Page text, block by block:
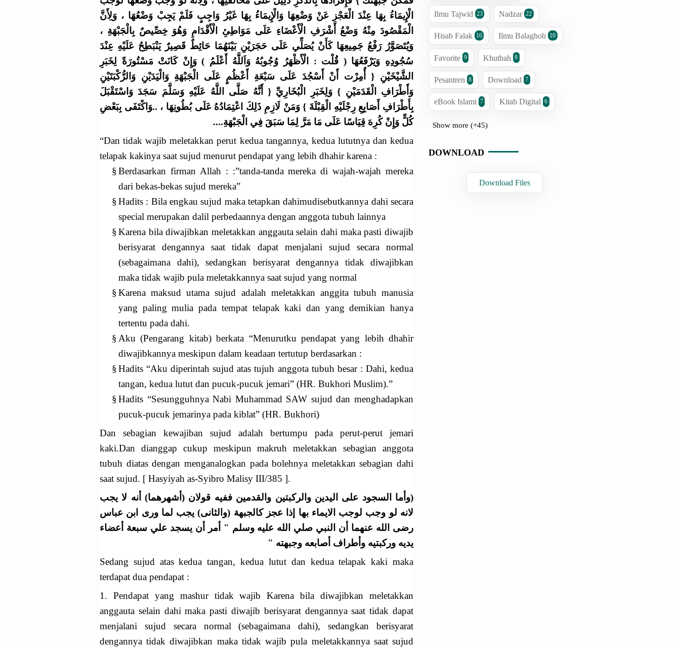
الْإِيمَاءُ بِهَا عِنْدَ الْعَجْزِ عَنْ وَضْعِهَا وَالْإِيمَاءُ بِهَا غَيْرُ وَاجِبٍ فَلَمْ يَجِبْ وَضْعُهَا ، وَلِأَنَّ
الْمَقْصُودَ مِنْهُ وَضْعُ أَشْرَفِ الْأَعْضَاءِ عَلَى مَوَاطِئِ الْأَقْدَامِ وَهُوَ خِصِّيصٌ بِالْجَبْهَةِ ،
وَيُتَصَوَّرُ رَفْعُ جَمِيعِهَا كَأَنْ يُصَلِّي عَلَى حَجَرَيْنِ بَيْنَهُمَا حَائِطٌ قَصِيرٌ يَنْبَطِحُ عَلَيْهِ عِنْدَ
سُجُودِهِ وَيَرْفَعُهَا ( قُلْت : الْأَظْهَرُ وُجُوبُهُ وَاَللَّهُ أَعْلَمُ ) وَإِنْ كَانَتْ مَسْتُورَةً لِخَبَرِ
الشَّيْخَيْنِ { أُمِرْت أَنْ أَسْجُدَ عَلَى سَبْعَةِ أَعْظُمٍ عَلَى الْجَبْهَةِ وَالْيَدَيْنِ وَالرُّكْبَتَيْنِ
وَأَطْرَافِ الْقَدَمَيْنِ } وَلِخَبَرِ الْبُخَارِيِّ { أَنَّهُ صَلَّى اللَّهُ عَلَيْهِ وَسَلَّمَ سَجَدَ وَاسْتَقْبَلَ
بِأَطْرَافِ أَصَابِعِ رِجْلَيْهِ الْقِبْلَةَ } وَمَنْ لَازِمِ ذَلِكَ اعْتِمَادُهُ عَلَى بُطُونِهَا ، ..وَاكْتَفَى بِبَعْضِ
كُلٍّ وَإِنْ كُرِهَ قِيَاسًا عَلَى مَا مَرَّ لِمَا سَبَقَ فِي الْجَبْهَةِ....
“Dan tidak wajib meletakkan perut kedua tangannya, kedua lututnya dan kedua
telapak kakinya saat sujud menurut pendapat yang lebih dhahir karena :
§ Berdasarkan firman Allah : :”tanda-tanda mereka di wajah-wajah mereka
dari bekas-bekas sujud mereka”
§ Hadits : Bila engkau sujud maka tetapkan dahimudisebutkannya dahi secara
special merupakan dalil perbedaannya dengan anggota tubuh lainnya
§ Karena bila diwajibkan meletakkan anggauta selain dahi maka pasti diwajib
berisyarat dengannya saat tidak dapat menjalani sujud secara normal
(sebagaimana dahi), sedangkan berisyarat dengannya tidak diwajibkan
maka tidak wajib pula meletakkannya saat sujud yang normal
§ Karena maksud utama sujud adalah meletakkan anggita tubuh manusia
yang paling mulia pada tempat telapak kaki dan yang demikian hanya
tertentu pada dahi.
§ Aku (Pengarang kitab) berkata “Menurutku pendapat yang lebih dhahir
diwajibkannya meskipun dalam keadaan tertutup berdasarkan :
§ Hadits “Aku diperintah sujud atas tujuh anggota tubuh besar : Dahi, kedua
tangan, kedua lutut dan pucuk-pucuk jemari” (HR. Bukhori Muslim).”
§ Hadits “Sesungguhnya Nabi Muhammad SAW sujud dan menghadapkan
pucuk-pucuk jemarinya pada kiblat” (HR. Bukhori)
Dan sebagian kewajiban sujud adalah bertumpu pada perut-perut jemari
kaki.Dan dianggap cukup meskipun makruh meletakkan sebagian anggota
tubuh diatas dengan menganalogkan pada bolehnya meletakkan sebagian dahi
saat sujud. [ Hasyiyah as-Syibro Malisy III/385 ].
(وأما السجود على اليدين والركبتين والقدمين ففيه قولان (أشهرهما) أنه لا يجب
لانه لو وجب لوجب الايماء بها إذا عجز كالجبهة (والثانى) يجب لما ورى ابن عباس
رضى الله عنهما أن النبي صلي الله عليه وسلم " أمر أن يسجد علي سبعة أعضاء
يديه وركبتيه وأطراف أصابعه وجبهته "
Sedang sujud atas kedua tangan, kedua lutut dan kedua telapak kaki maka
terdapat dua pendapat :
1. Pendapat yang mashur tidak wajib Karena bila diwajibkan meletakkan
anggauta selain dahi maka pasti diwajib berisyarat dengannya saat tidak dapat
menjalani sujud secara normal (sebagaimana dahi), sedangkan berisyarat
dengannya tidak diwajibkan maka tidak wajib pula meletakkannya saat sujud
Ilmu Tajwid 23 Nadzar 22
Hisab Falak 16 Ilmu Balaghoh 10
Favorite 9 Khutbah 8
Pesantren 8 Download 7
eBook Islami 7 Kitab Digital 6
Show more (+45)
DOWNLOAD
Download Files